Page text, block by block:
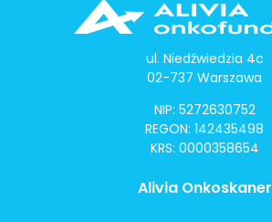
ul. Niedźwiedzia 4c
02-737 Warszawa
NIP: 5272630752
REGON: 142435498
KRS: 0000358654
Alivia Onkoskaner